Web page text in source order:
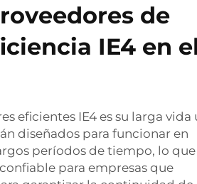
de
IE4 en
eficientes IE4 es su larga vida
diseñados para funcionar en
períodos de tiempo, lo que
para empresas que